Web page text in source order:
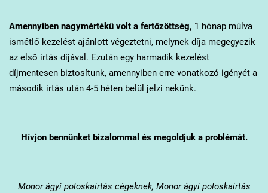
Amennyiben nagymértékű volt a fertőzöttség, 1 hónap múlva
ismétlő kezelést ajánlott végeztetni, melynek díja megegyezik
az első irtás díjával. Ezután egy harmadik kezelést
díjmentesen biztosítunk, amennyiben erre vonatkozó igényét a
második irtás után 4-5 héten belül jelzi nekünk.
Hívjon bennünket bizalommal és megoldjuk a problémát.
Monorágyi poloskairtás cégeknek, Monor ágyi poloskairtás